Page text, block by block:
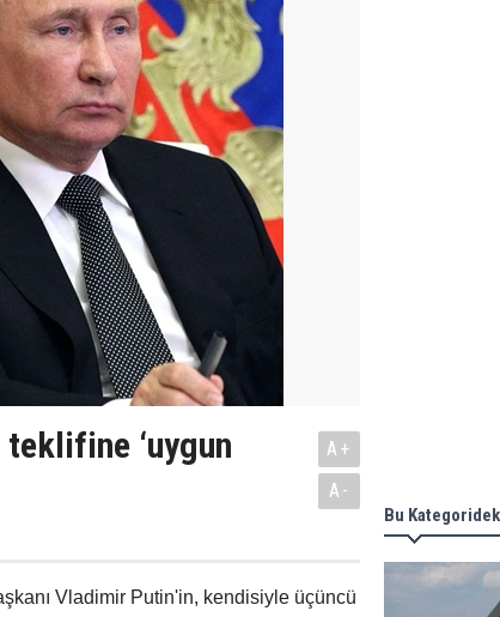
teklifine ‘uygun
A+
A-
Vladimir Putin'in, kendisiyle üçüncü
Bu